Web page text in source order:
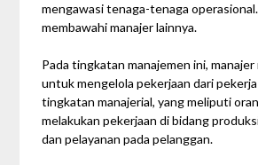
mengawasi tenaga-tenaga
membawahi manajer lainnya.
Pada tingkatan manajemen ini,
untuk mengelola pekerjaan dari
tingkatan manajerial, yang meliputi
melakukan pekerjaan di bidang
dan pelayanan pada pelanggan.